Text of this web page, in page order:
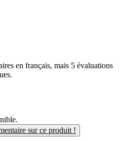
en français, mais 5 évaluations
sur ce produit !